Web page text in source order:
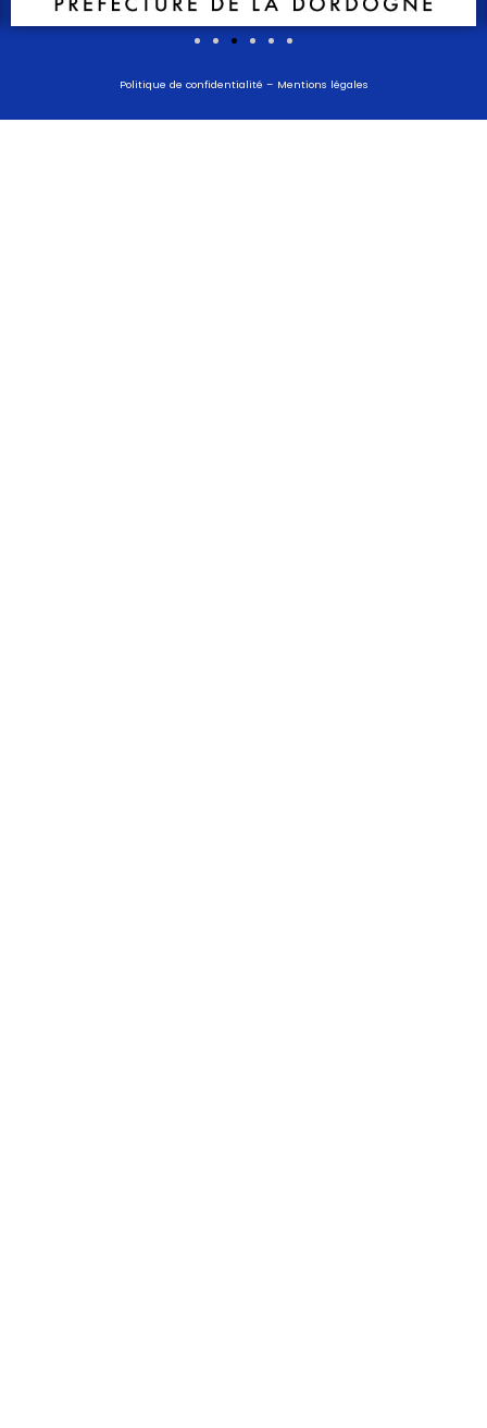
Politique de confidentialité – Mentions légales